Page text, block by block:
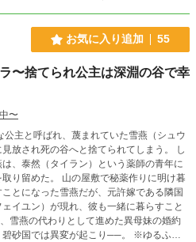
お気に入り追加 55
〜捨てられ公主は深淵の谷で幸
〜
主と呼ばれ、蔑まれていた雪燕（シュウ
放され死の谷へと捨てられてしまう。 し
、泰然（タイラン）という薬師の青年に
屋敷で秘薬作りに明け暮
とになった雪燕だが、元許嫁である隣国
イユン）が現れ、彼も一緒に暮らすこと
国では異変が起こり──。 ※ゆるふわ